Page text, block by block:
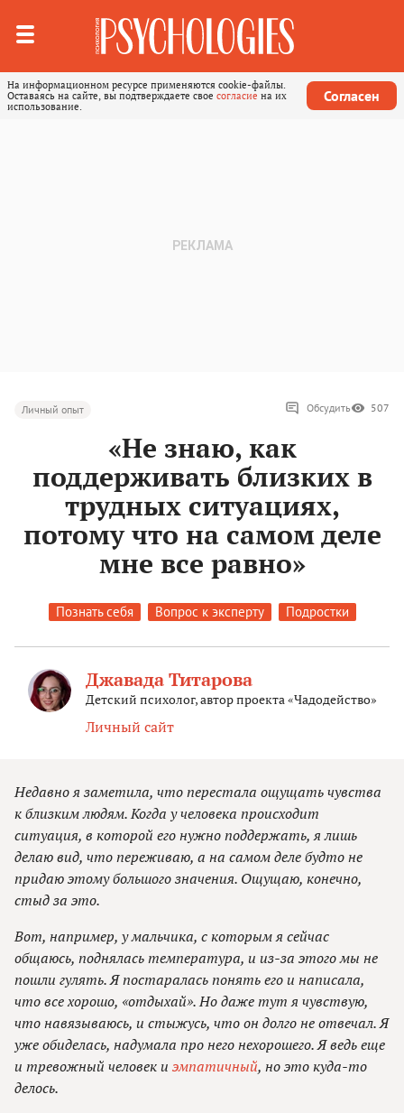
На информационном ресурсе применяются cookie-файлы.
Оставаясь на сайте, вы подтверждаете свое согласие на их
использование.
Согласен
Личный опыт Обсудить 507
«Не знаю, как
поддерживать близких в
трудных ситуациях,
потому что на самом деле
мне все равно»
Познать себя Вопрос к эксперту Подростки
Джавада Титарова
Детский психолог, автор проекта «Чадодейство»
Личный сайт
Недавно я заметила, что перестала ощущать чувства
к близким людям. Когда у человека происходит
ситуация, в которой его нужно поддержать, я лишь
делаю вид, что переживаю, а на самом деле будто не
придаю этому большого значения. Ощущаю, конечно,
стыд за это.
Вот, например, у мальчика, с которым я сейчас
общаюсь, поднялась температура, и из-за этого мы не
пошли гулять. Я постаралась понять его и написала,
что все хорошо, «отдыхай». Но даже тут я чувствую,
что навязываюсь, и стыжусь, что он долго не отвечал. Я
уже обиделась, надумала про него нехорошего. Я ведь еще
и тревожный человек и эмпатичный, но это куда-то
делось.